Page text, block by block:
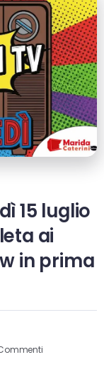
15 luglio
ai
in prima